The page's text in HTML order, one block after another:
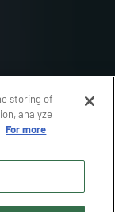
storing of
analyze
For more